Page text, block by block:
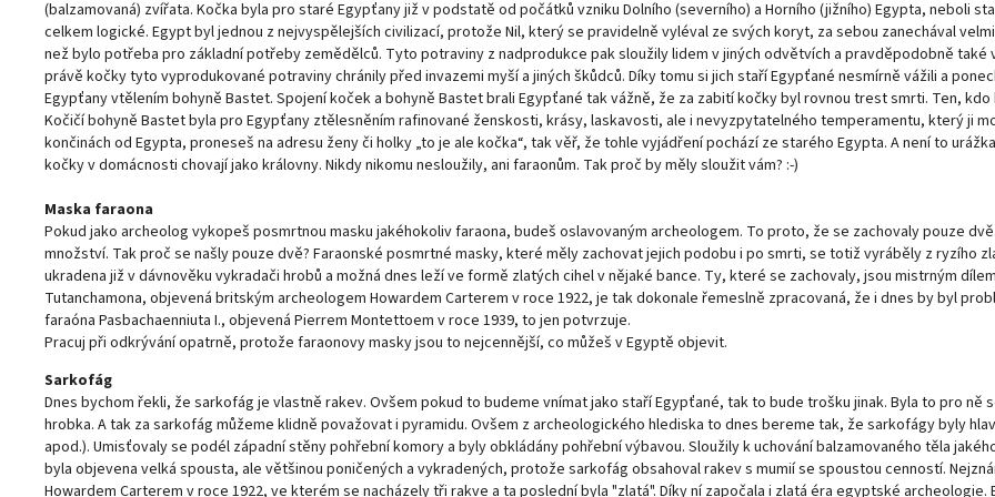
(balzamovaná) zvířata. Kočka byla pro staré Egypťany již v podstatě od počátků vzniku Dolního (severního) a Horního (jižního) Egypta, neboli
celkem logické. Egypt byl jednou z nejvyspělejších civilizací, protože Nil, který se pravidelně vyléval ze svých koryt, za sebou zanechával
než bylo potřeba pro základní potřeby zemědělců. Tyto potraviny z nadprodukce pak sloužily lidem v jiných odvětvích a pravděpodobně také
právě kočky tyto vyprodukované potraviny chránily před invazemi myší a jiných škůdců. Díky tomu si jich staří Egypťané nesmírně vážili a
Egypťany vtělením bohyně Bastet. Spojení koček a bohyně Bastet brali Egypťané tak vážně, že za zabití kočky byl rovnou trest smrti. Ten,
Kočičí bohyně Bastet byla pro Egypťany ztělesněním rafinované ženskosti, krásy, laskavosti, ale i nevyzpytatelného temperamentu, který ji
končinách od Egypta, proneseš na adresu ženy či holky „to je ale kočka“, tak věř, že tohle vyjádření pochází ze starého Egypta. A není to
kočky v domácnosti chovají jako královny. Nikdy nikomu nesloužily, ani faraonům. Tak proč by měly sloužit vám? :-)
Maska faraona
Pokud jako archeolog vykopeš posmrtnou masku jakéhokoliv faraona, budeš oslavovaným archeologem. To proto, že se zachovaly pouze
množství. Tak proč se našly pouze dvě? Faraonské posmrtné masky, které měly zachovat jejich podobu i po smrti, se totiž vyráběly z ryzího
ukradena již v dávnověku vykradači hrobů a možná dnes leží ve formě zlatých cihel v nějaké bance. Ty, které se zachovaly, jsou mistrným
Tutanchamona, objevená britským archeologem Howardem Carterem v roce 1922, je tak dokonale řemeslně zpracovaná, že i dnes by byl
faraóna Pasbachaenniuta I., objevená Pierrem Montettoem v roce 1939, to jen potvrzuje.
Pracuj při odkrývání opatrně, protože faraonovy masky jsou to nejcennější, co můžeš v Egyptě objevit.
Sarkofág
Dnes bychom řekli, že sarkofág je vlastně rakev. Ovšem pokud to budeme vnímat jako staří Egypťané, tak to bude trošku jinak. Byla to pro ně
hrobka. A tak za sarkofág můžeme klidně považovat i pyramidu. Ovšem z archeologického hlediska to dnes bereme tak, že sarkofágy byly
apod.). Umisťovaly se podél západní stěny pohřební komory a byly obkládány pohřební výbavou. Sloužily k uchování balzamovaného těla
byla objevena velká spousta, ale většinou poničených a vykradených, protože sarkofág obsahoval rakev s mumií se spoustou cenností.
Howardem Carterem v roce 1922, ve kterém se nacházely tři rakve a ta poslední byla "zlatá". Díky ní započala i zlatá éra egyptské